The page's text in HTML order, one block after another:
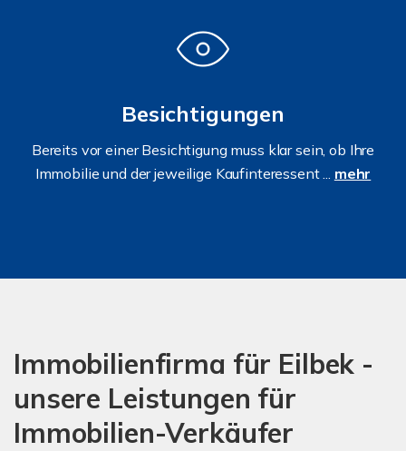
Besichtigungen
Bereits vor einer Besichtigung muss klar sein, ob Ihre
Immobilie und der jeweilige Kaufinteressent ... mehr
Immobilienfirma für Eilbek -
unsere Leistungen für
Immobilien-Verkäufer